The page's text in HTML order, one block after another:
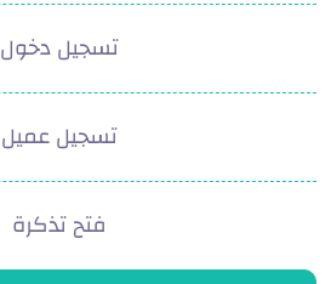
تسجيل دخول
تسجيل عميل
فتح تذكرة